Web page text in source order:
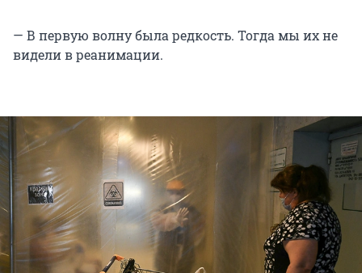
— В первую волну была редкость. Тогда мы их не
видели в реанимации.